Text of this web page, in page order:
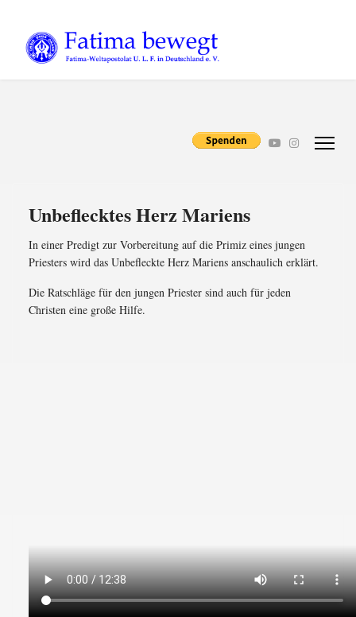
Unbeflecktes Herz Mariens
In einer Predigt zur Vorbereitung auf die Primiz eines jungen
Priesters wird das Unbefleckte Herz Mariens anschaulich erklärt.
Die Ratschläge für den jungen Priester sind auch für jeden
Christen eine große Hilfe.